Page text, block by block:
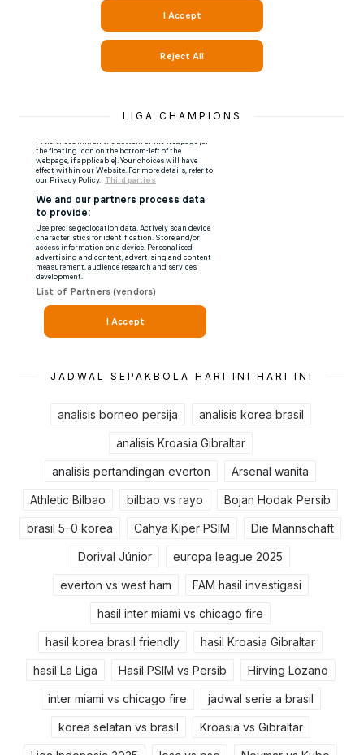
LIGA CHAMPIONS
JADWAL SEPAKBOLA HARI INI HARI INI
analisis borneo persija analisis korea brasil
analisis Kroasia Gibraltar
analisis pertandingan everton Arsenal wanita
Athletic Bilbao bilbao vs rayo Bojan Hodak Persib
brasil 5–0 korea Cahya Kiper PSIM Die Mannschaft
Dorival Júnior europa league 2025
everton vs west ham FAM hasil investigasi
hasil inter miami vs chicago fire
hasil korea brasil friendly hasil Kroasia Gibraltar
hasil La Liga Hasil PSIM vs Persib Hirving Lozano
inter miami vs chicago fire jadwal serie a brasil
korea selatan vs brasil Kroasia vs Gibraltar